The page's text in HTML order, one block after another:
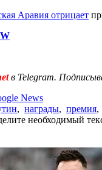
Аравия отрицает
в Telegram.
News
, награды, премия,
необходимый